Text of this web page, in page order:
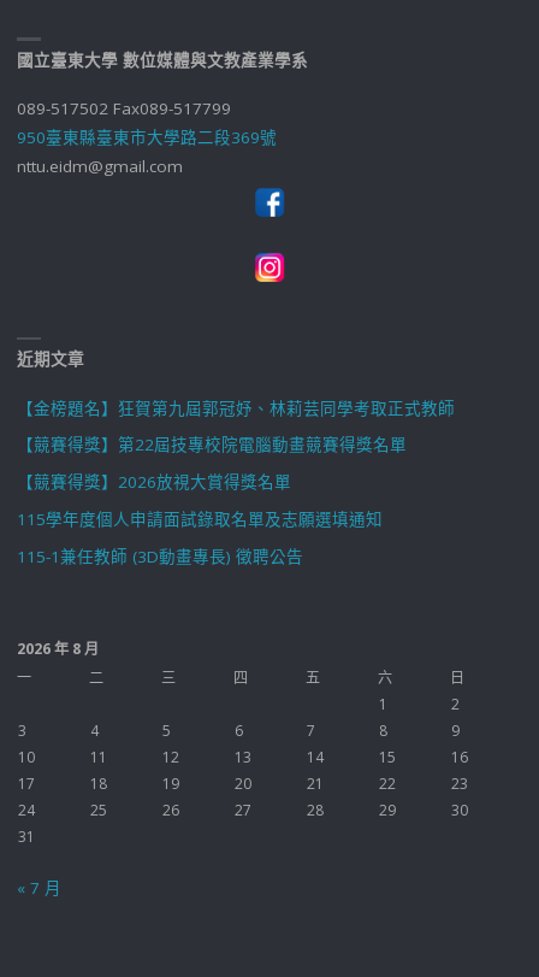
國立臺東大學 數位媒體與文教產業學系
089-517502 Fax089-517799
950臺東縣臺東市大學路二段369號
nttu.eidm@gmail.com
近期文章
【金榜題名】狂賀第九屆郭冠妤、林莉芸同學考取正式教師
【競賽得獎】第22屆技專校院電腦動畫競賽得獎名單
【競賽得獎】2026放視大賞得獎名單
115學年度個人申請面試錄取名單及志願選填通知
115-1兼任教師 (3D動畫專長) 徵聘公告
2026 年 8 月
一
二 三 四 五 六
日
1
2
3
4 5 6 7 8
9
10
11 12 13 14 15
16
17
18 19 20 21 22
23
24
25 26 27 28 29
30
31
« 7 月